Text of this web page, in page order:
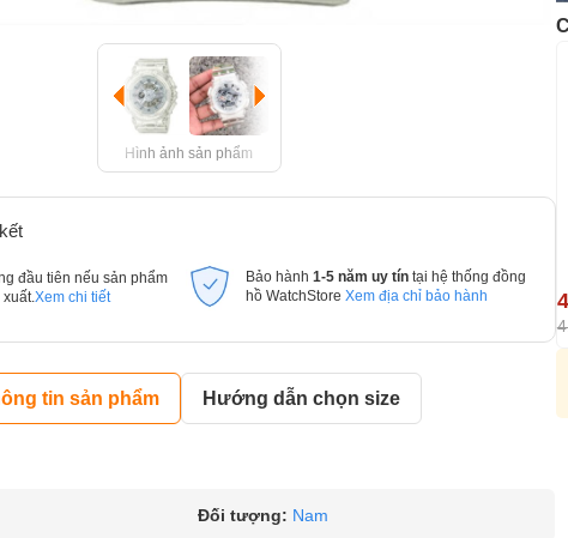
Hình ảnh sản phẩm
đầu tiên nếu sản phẩm
Xem chi tiết
Bảo hành 1-5 năm uy tín tại hệ thống đồng
hồ WatchStore Xem địa chỉ bảo hành
tin sản phẩm Hướng dẫn chọn size
Đối tượng: Nam